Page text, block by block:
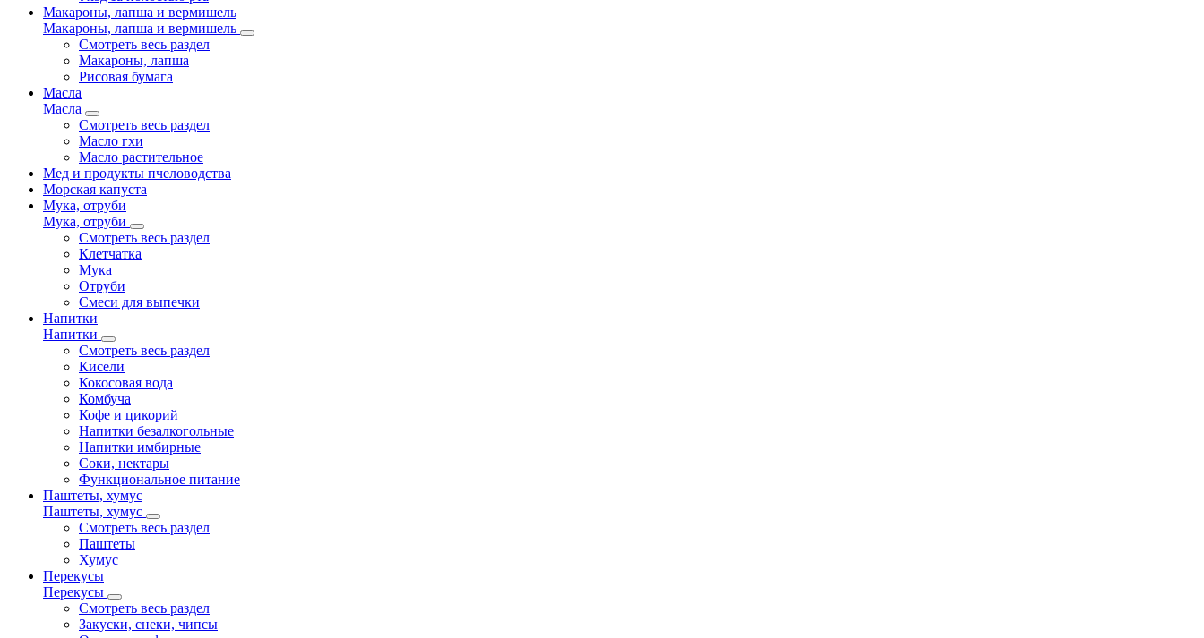
Макароны, лапша и вермишель
Макароны, лапша и вермишель
Смотреть весь раздел
Макароны, лапша
Рисовая бумага
Масла
Масла
Смотреть весь раздел
Масло гхи
Масло растительное
Мед и продукты пчеловодства
Морская капуста
Мука, отруби
Мука, отруби
Смотреть весь раздел
Клетчатка
Мука
Отруби
Смеси для выпечки
Напитки
Напитки
Смотреть весь раздел
Кисели
Кокосовая вода
Комбуча
Кофе и цикорий
Напитки безалкогольные
Напитки имбирные
Соки, нектары
Функциональное питание
Паштеты, хумус
Паштеты, хумус
Смотреть весь раздел
Паштеты
Хумус
Перекусы
Перекусы
Смотреть весь раздел
Закуски, снеки, чипсы